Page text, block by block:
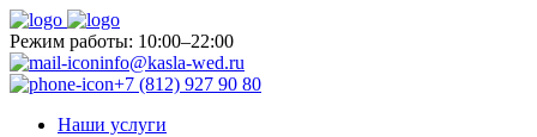
Pежим работы: 10:00–22:00
info@kasla-wed.ru
+7 (812) 927 90 80
Наши услуги